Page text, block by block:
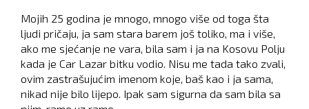
Mojih 25 godina je mnogo, mnogo više od toga šta
ljudi pričaju, ja sam stara barem još toliko, ma i više,
ako me sjećanje ne vara, bila sam i ja na Kosovu Polju
kada je Car Lazar bitku vodio. Nisu me tada tako zvali,
ovim zastrašujućim imenom koje, baš kao i ja sama,
nikad nije bilo lijepo. Ipak sam sigurna da sam bila sa